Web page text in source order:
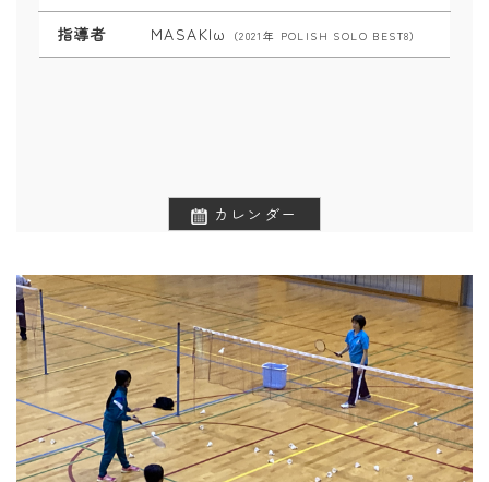
指導者 MASAKIω （2021年 POLISH SOLO BEST8）
カレンダー